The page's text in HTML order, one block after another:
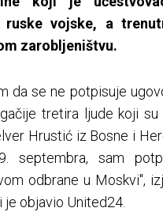
ruske vojske, a
zarobljeništvu.
da se ne potpisuje
tretira ljude koji su
Hrustić iz Bosne i
septembra, sam
odbrane u Moskvi",
je objavio United24.